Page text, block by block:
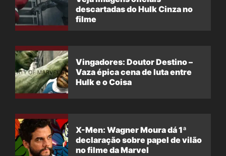
descartadas do Hulk Cinza no
filme
Vingadores: Doutor Destino –
Vaza épica cena de luta entre
Hulk e o Coisa
X-Men: Wagner Moura dá 1ª
declaração sobre papel de vilão
no filme da Marvel